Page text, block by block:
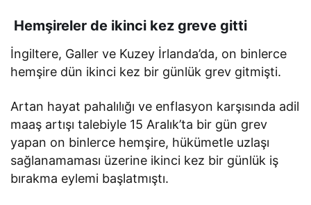
Hemşireler de ikinci kez greve gitti
İngiltere, Galler ve Kuzey İrlanda’da, on binlerce
hemşire dün ikinci kez bir günlük grev gitmişti.
Artan hayat pahalılığı ve enflasyon karşısında adil
maaş artışı talebiyle 15 Aralık’ta bir gün grev
yapan on binlerce hemşire, hükümetle uzlaşı
sağlanamaması üzerine ikinci kez bir günlük iş
bırakma eylemi başlatmıştı.